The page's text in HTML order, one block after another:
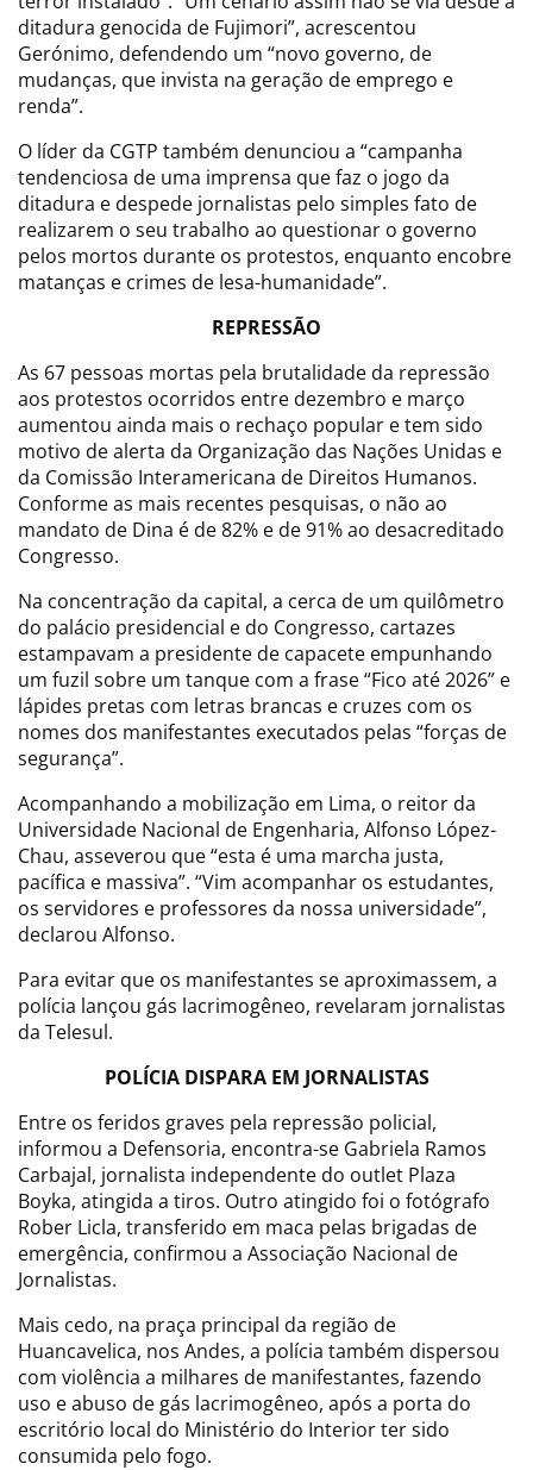
ditadura genocida de Fujimori”, acrescentou
Gerónimo, defendendo um “novo governo, de
mudanças, que invista na geração de emprego e
renda”.
O líder da CGTP também denunciou a “campanha
tendenciosa de uma imprensa que faz o jogo da
ditadura e despede jornalistas pelo simples fato de
realizarem o seu trabalho ao questionar o governo
pelos mortos durante os protestos, enquanto encobre
matanças e crimes de lesa-humanidade”.
REPRESSÃO
As 67 pessoas mortas pela brutalidade da repressão
aos protestos ocorridos entre dezembro e março
aumentou ainda mais o rechaço popular e tem sido
motivo de alerta da Organização das Nações Unidas e
da Comissão Interamericana de Direitos Humanos.
Conforme as mais recentes pesquisas, o não ao
mandato de Dina é de 82% e de 91% ao desacreditado
Congresso.
Na concentração da capital, a cerca de um quilômetro
do palácio presidencial e do Congresso, cartazes
estampavam a presidente de capacete empunhando
um fuzil sobre um tanque com a frase “Fico até 2026” e
lápides pretas com letras brancas e cruzes com os
nomes dos manifestantes executados pelas “forças de
segurança”.
Acompanhando a mobilização em Lima, o reitor da
Universidade Nacional de Engenharia, Alfonso López-
Chau, asseverou que “esta é uma marcha justa,
pacífica e massiva”. “Vim acompanhar os estudantes,
os servidores e professores da nossa universidade”,
declarou Alfonso.
Para evitar que os manifestantes se aproximassem, a
polícia lançou gás lacrimogêneo, revelaram jornalistas
da Telesul.
POLÍCIA DISPARA EM JORNALISTAS
Entre os feridos graves pela repressão policial,
informou a Defensoria, encontra-se Gabriela Ramos
Carbajal, jornalista independente do outlet Plaza
Boyka, atingida a tiros. Outro atingido foi o fotógrafo
Rober Licla, transferido em maca pelas brigadas de
emergência, confirmou a Associação Nacional de
Jornalistas.
Mais cedo, na praça principal da região de
Huancavelica, nos Andes, a polícia também dispersou
com violência a milhares de manifestantes, fazendo
uso e abuso de gás lacrimogêneo, após a porta do
escritório local do Ministério do Interior ter sido
consumida pelo fogo.